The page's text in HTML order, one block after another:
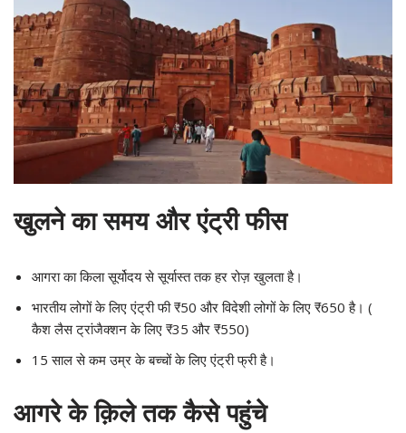
खुलने का समय और एंट्री फीस
आगरा का किला सूर्योदय से सूर्यास्त तक हर रोज़ खुलता है।
भारतीय लोगों के लिए एंट्री फी ₹50 और विदेशी लोगों के लिए ₹650 है। (
कैश लैस ट्रांजैक्शन के लिए ₹35 और ₹550)
15 साल से कम उम्र के बच्चों के लिए एंट्री फ्री है।
आगरे के क़िले तक कैसे पहुंचे